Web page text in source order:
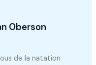
Oberson
de la natation